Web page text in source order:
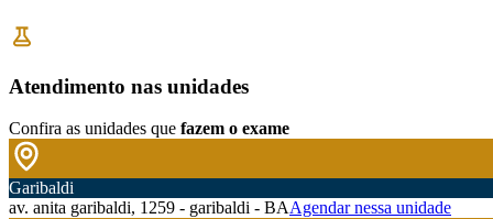
Atendimento nas unidades
Confira as unidades que fazem o exame
Garibaldi
av. anita garibaldi, 1259 - garibaldi - BAAgendar nessa unidade